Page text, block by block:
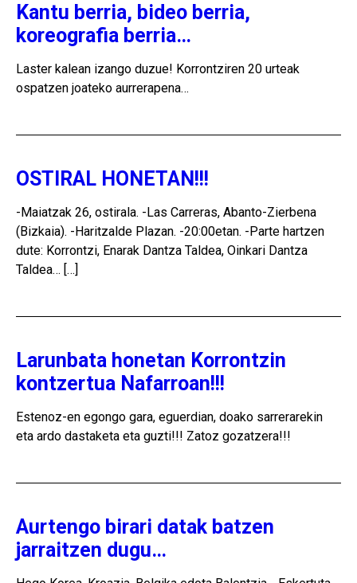
Kantu berria, bideo berria,
koreografia berria…
Laster kalean izango duzue! Korrontziren 20 urteak
ospatzen joateko aurrerapena…
OSTIRAL HONETAN!!!
-Maiatzak 26, ostirala. -Las Carreras, Abanto-Zierbena
(Bizkaia). -Haritzalde Plazan. -20:00etan. -Parte hartzen
dute: Korrontzi, Enarak Dantza Taldea, Oinkari Dantza
Taldea… […]
Larunbata honetan Korrontzin
kontzertua Nafarroan!!!
Estenoz-en egongo gara, eguerdian, doako sarrerarekin
eta ardo dastaketa eta guzti!!! Zatoz gozatzera!!!
Aurtengo birari datak batzen
jarraitzen dugu…